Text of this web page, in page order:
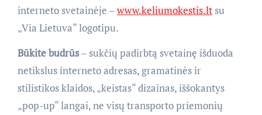
interneto svetainėje –www.keliumokestis.ltsu
„Via Lietuva“ logotipu.
Būkite budrūs– sukčių padirbtą svetainę išduoda
netikslus interneto adresas, gramatinės ir
stilistikos klaidos, „keistas“ dizainas, iššokantys
„pop-up“ langai, ne visų transporto priemonių